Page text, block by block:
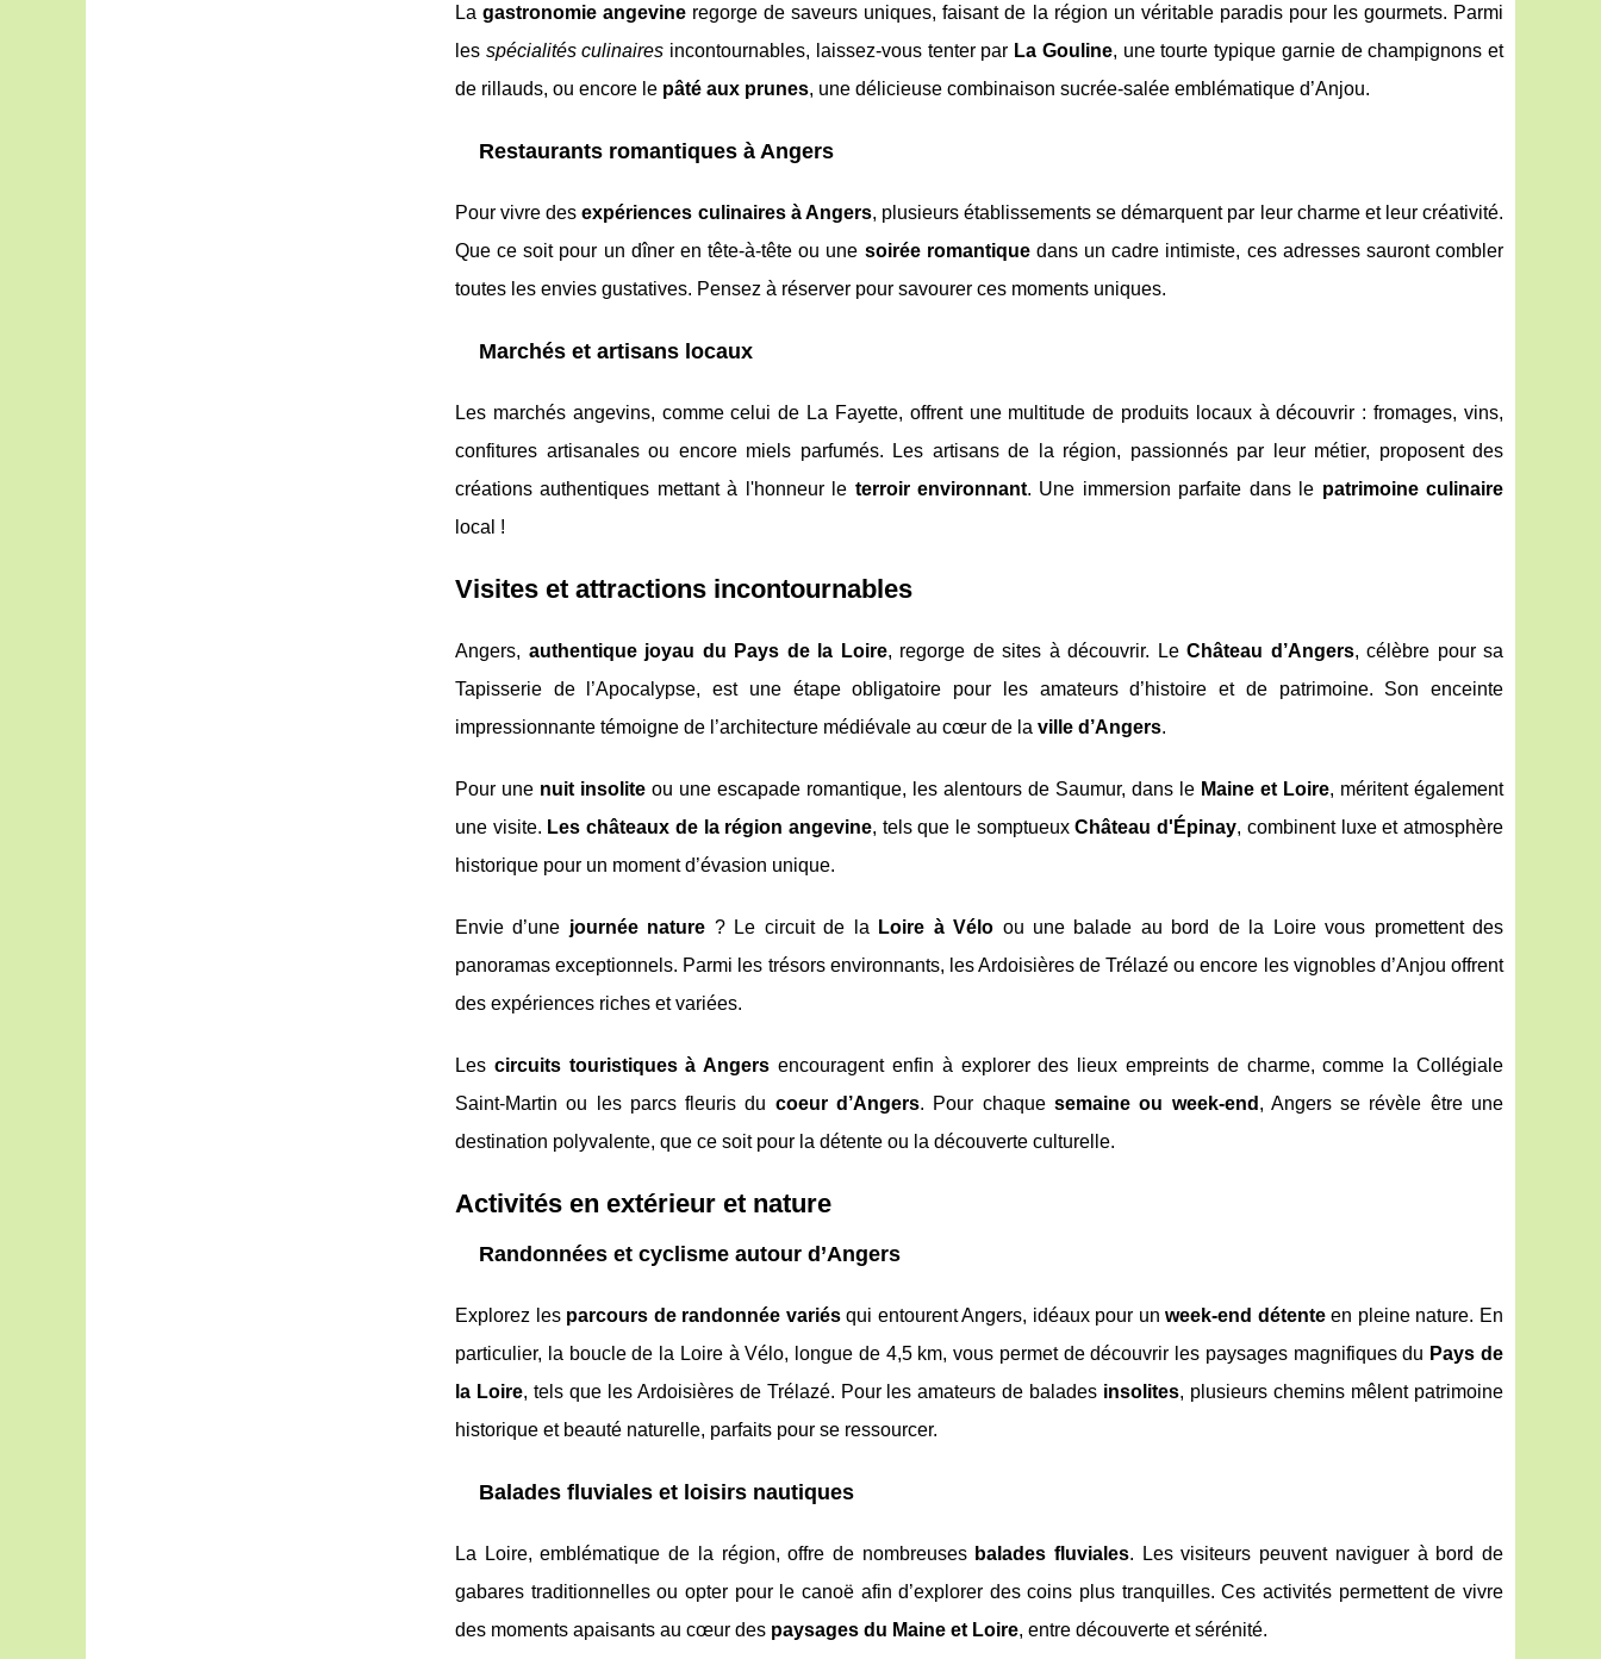
Lagastronomie angevine regorge de saveurs uniques, faisant de la région un véritable paradis pour les gourmets. Parmi
les spécialités culinaires incontournables, laissez-vous tenter par La Gouline, une tourte typique garnie de champignons et
de rillauds, ou encore le pâté aux prunes, une délicieuse combinaison sucrée-salée emblématique d’Anjou.
Restaurants romantiques à Angers
Pour vivre desexpériences culinaires à Angers, plusieurs établissements se démarquent par leur charme et leur créativité.
Que ce soit pour un dîner en tête-à-tête ou une soirée romantiquedans un cadre intimiste, ces adresses sauront combler
toutes les envies gustatives. Pensez à réserver pour savourer ces moments uniques.
Marchés et artisans locaux
Les marchés angevins, comme celui de La Fayette, offrent une multitude de produits locaux à découvrir : fromages, vins,
confitures artisanales ou encore miels parfumés. Les artisans de la région, passionnés par leur métier, proposent des
créations authentiques mettant à l'honneur le terroir environnant. Une immersion parfaite dans le patrimoine culinaire
local !
Visites et attractions incontournables
Angers, authentique joyau du Pays de la Loire, regorge de sites à découvrir. Le Château d’Angers, célèbre pour sa
Tapisserie de l’Apocalypse, est une étape obligatoire pour les amateurs d’histoire et de patrimoine. Son enceinte
impressionnante témoigne de l’architecture médiévale au cœur de la ville d’Angers.
Pour une nuit insolite ou une escapade romantique, les alentours de Saumur, dans le Maine et Loire, méritent également
une visite. Les châteaux de la région angevine, tels que le somptueuxChâteau d'Épinay, combinent luxe et atmosphère
historique pour un moment d’évasion unique.
Envie d’une journée nature ? Le circuit de la Loire à Vélo ou une balade au bord de la Loire vous promettent des
panoramas exceptionnels. Parmi les trésors environnants, les Ardoisières de Trélazé ou encore les vignobles d’Anjou offrent
des expériences riches et variées.
Les circuits touristiques à Angers encouragent enfin à explorer des lieux empreints de charme, comme la Collégiale
Saint-Martin ou les parcs fleuris du coeur d’Angers. Pour chaque semaine ou week-end , Angers se révèle être une
destination polyvalente, que ce soit pour la détente ou la découverte culturelle.
Activités en extérieur et nature
Randonnées et cyclisme autour d’Angers
Explorez les parcours de randonnée variésqui entourent Angers, idéaux pour unweek-end détenteen pleine nature. En
particulier, la boucle de la Loire à Vélo, longue de 4,5 km, vous permet de découvrir les paysages magnifiques du Pays de
la Loire, tels que les Ardoisières de Trélazé. Pour les amateurs de balades insolites, plusieurs chemins mêlent patrimoine
historique et beauté naturelle, parfaits pour se ressourcer.
Balades fluviales et loisirs nautiques
La Loire, emblématique de la région, offre de nombreuses balades fluviales. Les visiteurs peuvent naviguer à bord de
gabares traditionnelles ou opter pour le canoë afin d’explorer des coins plus tranquilles. Ces activités permettent de vivre
des moments apaisants au cœur des paysages du Maine et Loire, entre découverte et sérénité.